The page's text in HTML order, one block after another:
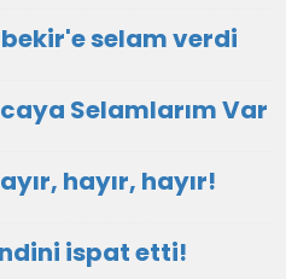
selam verdi
Selamlarım Var
hayır, hayır!
ispat etti!